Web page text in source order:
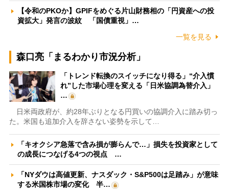
【令和のPKOか】GPIFをめぐる片山財務相の「円資産への投
資拡大」発言の波紋 「国債重視」…
一覧を見る
森口亮「まるわかり市況分析」
「トレンド転換のスイッチになり得る」“介入慣
れ”した市場心理を変える「日米協調為替介入」
…
日米両政府が、約28年ぶりとなる円買いの協調介入に踏み切っ
た。米国も追加介入を辞さない姿勢を示して…
「キオクシア急落で含み損が膨らんで…」損失を投資家として
の成長につなげる4つの視点 …
「NYダウは高値更新、ナスダック・S&P500は足踏み」が意味
する米国株市場の変化 半…